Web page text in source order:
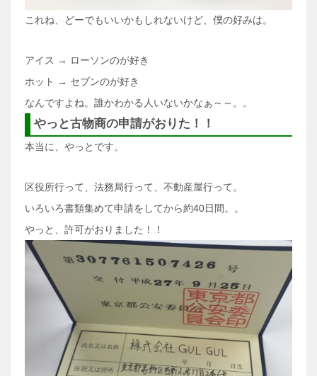
これね、どーでもいいかもしれないけど、僕の好みは。
アイス → ローソンのが好き
ホット → セブンのが好き
なんですよね。誰かわかる人いないかなぁ～～。。
やっと古物商の申請がおりた！！
本当に、やっとです。
区役所行って、法務局行って、不動産屋行って。
いろいろ書類集めて申請をしてから約40日間。。
やっと、許可がおりました！！